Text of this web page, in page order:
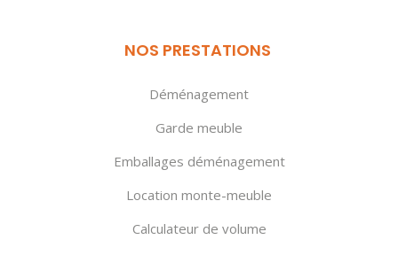
NOS PRESTATIONS
Déménagement
Garde meuble
Emballages déménagement
Location monte-meuble
Calculateur de volume